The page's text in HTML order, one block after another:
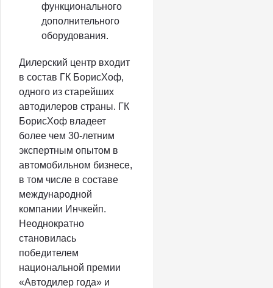
функционального
дополнительного
оборудования.
Дилерский центр входит
в состав ГК БорисХоф,
одного из старейших
автодилеров страны. ГК
БорисХоф владеет
более чем 30-летним
экспертным опытом в
автомобильном бизнесе,
в том числе в составе
международной
компании Инчкейп.
Неоднократно
становилась
победителем
национальной премии
«Автодилер года» и